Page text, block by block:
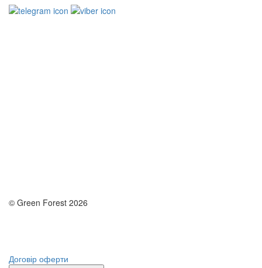
© Green Forest 2026
Договір оферти